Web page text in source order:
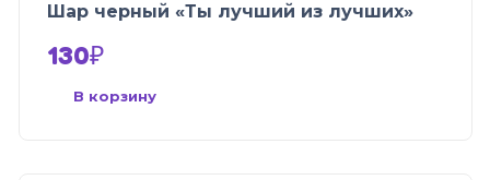
Шар черный «Ты лучший из лучших»
130₽
В корзину